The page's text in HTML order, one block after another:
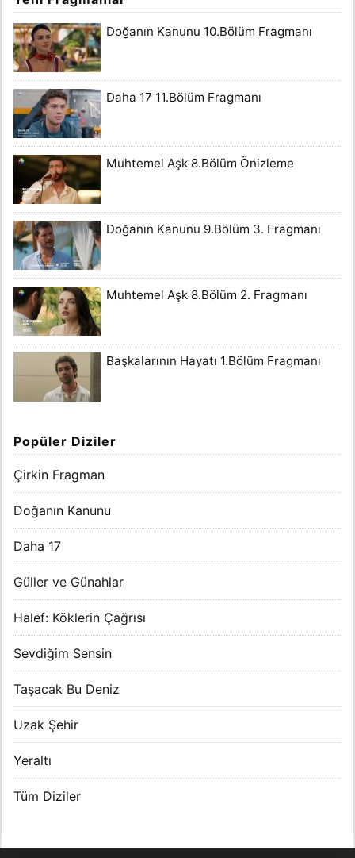
Doğanın Kanunu 10.Bölüm Fragmanı
Daha 17 11.Bölüm Fragmanı
Muhtemel Aşk 8.Bölüm Önizleme
Doğanın Kanunu 9.Bölüm 3. Fragmanı
Muhtemel Aşk 8.Bölüm 2. Fragmanı
Başkalarının Hayatı 1.Bölüm Fragmanı
Popüler Diziler
Çirkin Fragman
Doğanın Kanunu
Daha 17
Güller ve Günahlar
Halef: Köklerin Çağrısı
Sevdiğim Sensin
Taşacak Bu Deniz
Uzak Şehir
Yeraltı
Tüm Diziler